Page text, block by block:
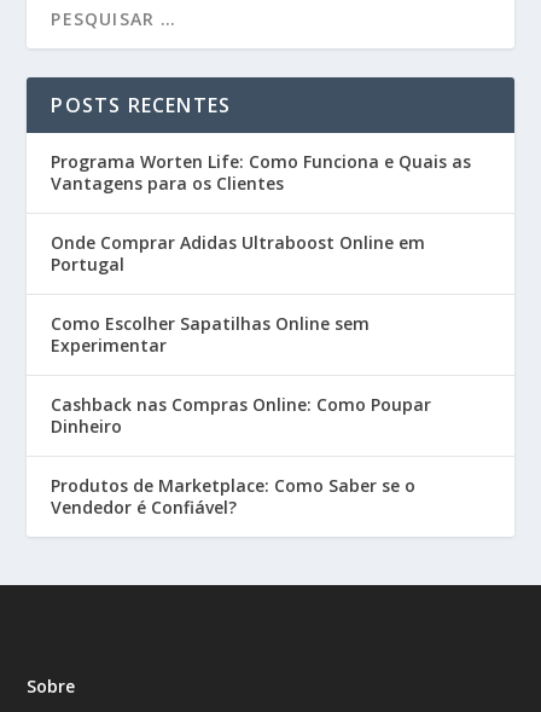
POSTS RECENTES
Programa Worten Life: Como Funciona e Quais as
Vantagens para os Clientes
Onde Comprar Adidas Ultraboost Online em
Portugal
Como Escolher Sapatilhas Online sem
Experimentar
Cashback nas Compras Online: Como Poupar
Dinheiro
Produtos de Marketplace: Como Saber se o
Vendedor é Confiável?
Sobre